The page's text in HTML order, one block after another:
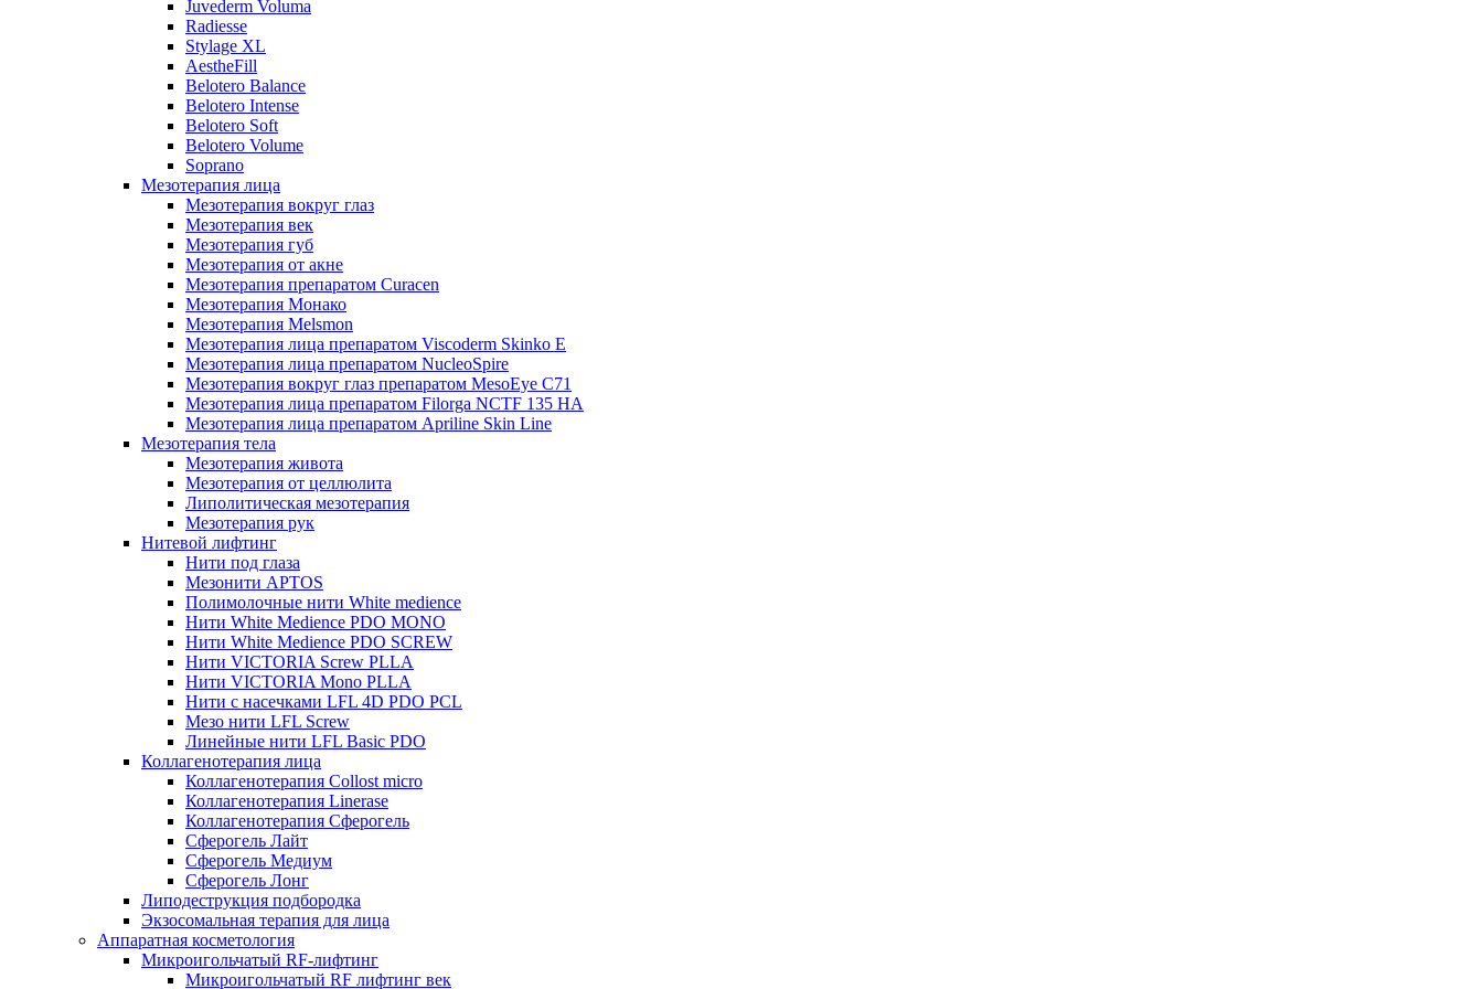
Juvederm Voluma
Radiesse
Stylage XL
AestheFill
Belotero Balance
Belotero Intense
Belotero Soft
Belotero Volume
Soprano
Мезотерапия лица
Мезотерапия вокруг глаз
Мезотерапия век
Мезотерапия губ
Мезотерапия от акне
Мезотерапия препаратом Curacen
Мезотерапия Монако
Мезотерапия Melsmon
Мезотерапия лица препаратом Viscoderm Skinko E
Мезотерапия лица препаратом NucleoSpire
Мезотерапия вокруг глаз препаратом MesoEye С71
Мезотерапия лица препаратом Filorga NCTF 135 HA
Мезотерапия лица препаратом Apriline Skin Line
Мезотерапия тела
Мезотерапия живота
Мезотерапия от целлюлита
Липолитическая мезотерапия
Мезотерапия рук
Нитевой лифтинг
Нити под глаза
Мезонити APTOS
Полимолочные нити White medience
Нити White Medience PDO MONO
Нити White Medience PDO SCREW
Нити VICTORIA Screw PLLA
Нити VICTORIA Mono PLLA
Нити с насечками LFL 4D PDO PCL
Мезо нити LFL Screw
Линейные нити LFL Basic PDO
Коллагенотерапия лица
Коллагенотерапия Collost micro
Коллагенотерапия Linerase
Коллагенотерапия Сферогель
Сферогель Лайт
Сферогель Медиум
Сферогель Лонг
Липодеструкция подбородка
Экзосомальная терапия для лица
Аппаратная косметология
Микроигольчатый RF-лифтинг
Микроигольчатый RF лифтинг век